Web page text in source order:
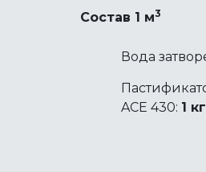
Состав 1 м3
Вода
ACE 430: 1 кг